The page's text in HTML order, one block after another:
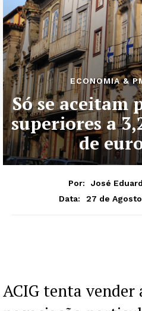
ECONOMIA &
Só se aceitam
superiores a
de
Por:
José
Data:
27 de Agosto
ACIG tenta vender